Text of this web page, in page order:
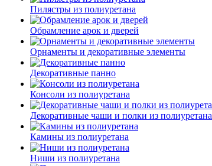
Пилястры из полиуретана
Обрамление арок и дверей
Орнаменты и декоративные элементы
Декоративные панно
Консоли из полиуретана
Декоративные чаши и полки из полиуретана
Камины из полиуретана
Ниши из полиуретана